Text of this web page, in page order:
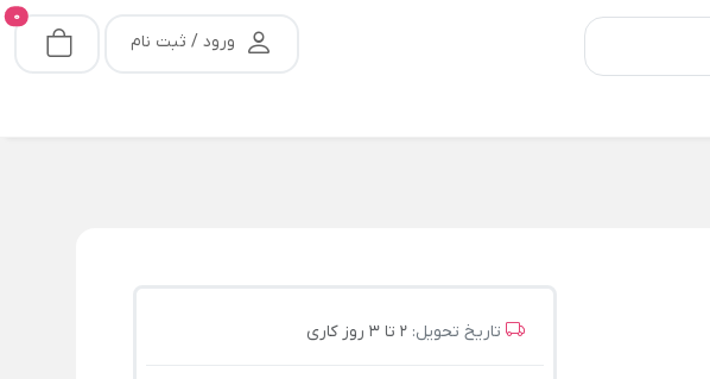
ورود / ثبت نام
0
تاریخ تحویل: 2 تا 3 روز کاری